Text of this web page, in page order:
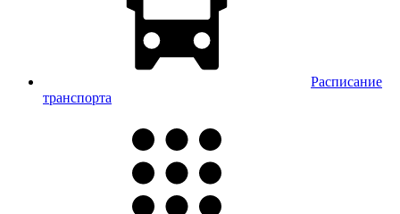
Расписание
транспорта